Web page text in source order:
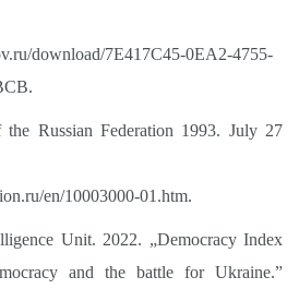
download/7E417C45-0EA2-4755-
Russian Federation 1993. July 27
en/10003000-01.htm.
Unit. 2022. „Democracy Index
and the battle for Ukraine.”